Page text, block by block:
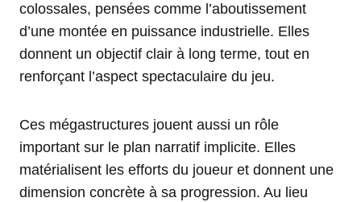
colossales, pensées comme l’aboutissement
d’une montée en puissance industrielle. Elles
donnent un objectif clair à long terme, tout en
renforçant l’aspect spectaculaire du jeu.
Ces mégastructures jouent aussi un rôle
important sur le plan narratif implicite. Elles
matérialisent les efforts du joueur et donnent une
dimension concrète à sa progression. Au lieu